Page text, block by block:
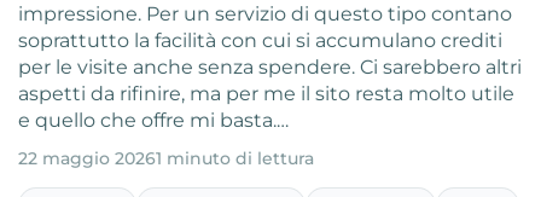
impressione. Per un servizio di questo tipo contano
soprattutto la facilità con cui si accumulano crediti
per le visite anche senza spendere. Ci sarebbero altri
aspetti da rifinire, ma per me il sito resta molto utile
e quello che offre mi basta.…
22 maggio 20261 minuto di lettura